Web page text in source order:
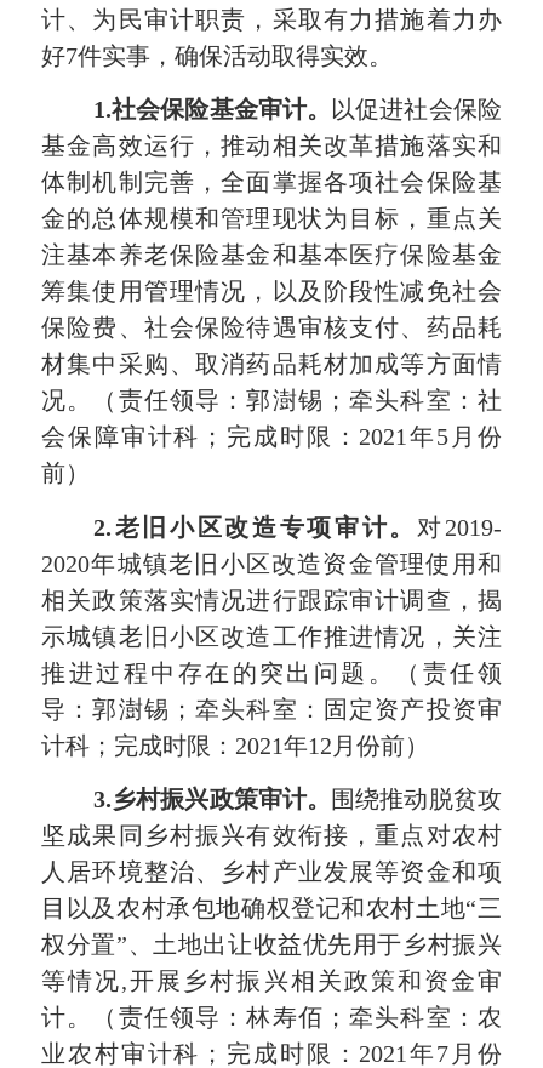
计、为民审计职责，采取有力措施着力办
好7件实事，确保活动取得实效。
1.社会保险基金审计。
以促进社会保险
基金高效运行，推动相关改革措施落实和
体制机制完善，全面掌握各项社会保险基
金的总体规模和管理现状为目标，重点关
注基本养老保险基金和基本医疗保险基金
筹集使用管理情况，以及阶段性减免社会
保险费、社会保险待遇审核支付、药品耗
材集中采购、取消药品耗材加成等方面情
况。（责任领导：郭澍锡；牵头科室：社
会保障审计科；完成时限： 2021 年5 月份
前）
2.老旧小区改造专项审计。 对2019-
2020年城镇老旧小区改造资金管理使用和
相关政策落实情况进行跟踪审计调查，揭
示城镇老旧小区改造工作推进情况，关注
推进过程中存在的突出问题。（责任领
导：郭澍锡；牵头科室：固定资产投资审
计科；完成时限： 2021年12 月份前）
3.乡村振兴政策审计。
围绕推动脱贫攻
坚成果同乡村振兴有效衔接，重点对农村
人居环境整治、乡村产业发展等资金和项
目以及农村承包地确权登记和农村土地“三
权分置”、土地出让收益优先用于乡村振兴
等情况,开展乡村振兴相关政策和资金审
计。（责任领导：林寿佰；牵头科室：农
业农村审计科；完成时限： 2021 年7 月份